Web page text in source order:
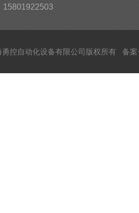
15801922503
勇控自动化设备有限公司版权所有 备案